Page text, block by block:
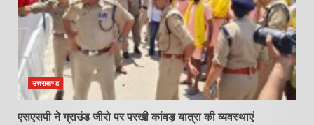
उत्तराखण्ड
एसएसपी ने ग्राउंड जीरो पर परखी कांवड़ यात्रा की व्यवस्थाएं